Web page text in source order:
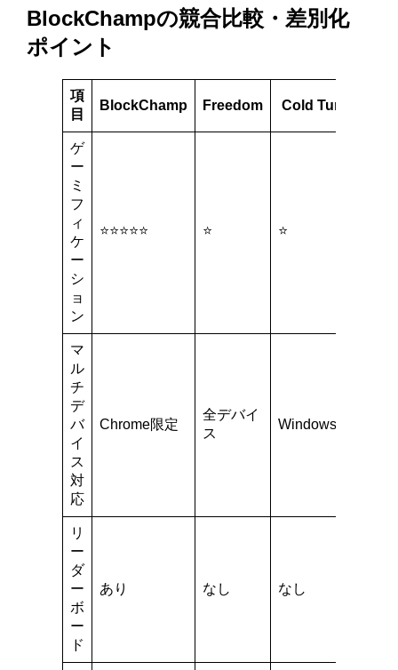
BlockChampの競合比較・差別化
ポイント
項
目
BlockChamp Freedom Cold Turkey
ゲ
ー
ミ
フ
ィ
ケ
ー
シ
ョ
ン
⭐⭐⭐⭐⭐ ⭐ ⭐
マ
ル
チ
デ
バ
イ
ス
対
応
Chrome限定
全デバイ
ス
Windows/Mac
リ
ー
ダ
ー
ボ
ー
ド
あり なし なし